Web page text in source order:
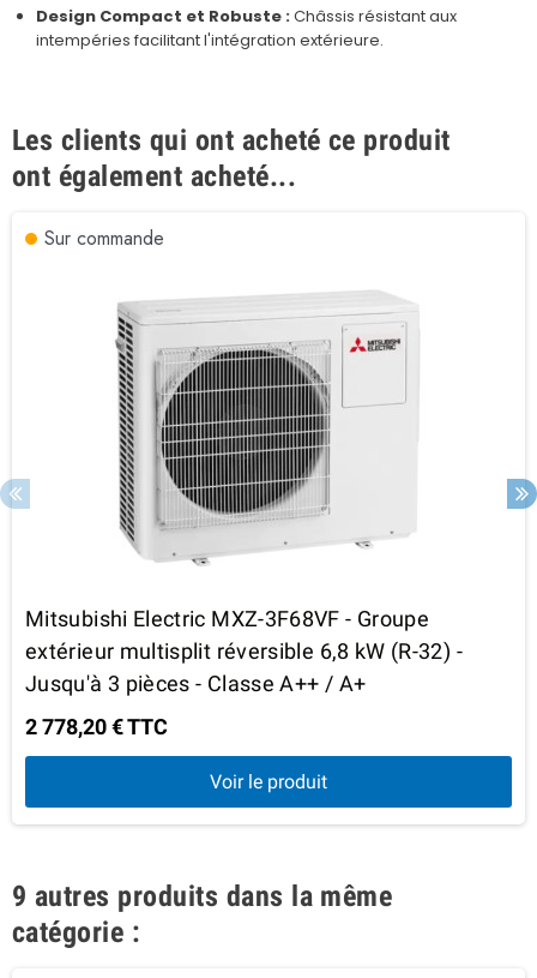
Design Compact et Robuste :Châssis résistant aux
intempéries facilitant l'intégration extérieure.
Les clients qui ont acheté ce produit
ont également acheté...
Sur commande
Mitsubishi Electric MXZ-3F68VF - Groupe
extérieur multisplit réversible 6,8 kW (R-32) -
Jusqu'à 3 pièces - Classe A++ / A+
2 778,20 € TTC
Voir le produit
9 autres produits dans la même
catégorie :